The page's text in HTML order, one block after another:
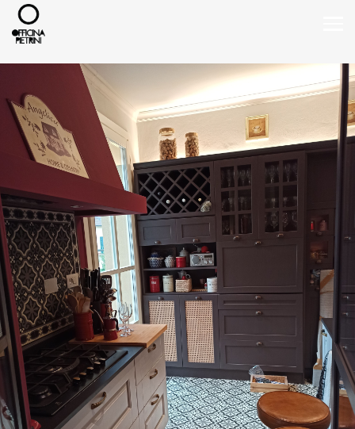
Progetti Privati
Chi siamo
">
Contatti
Search
Type 2 or more characters for results.
+39 3469700811
+39 3420732893
info@officinapietrini.it